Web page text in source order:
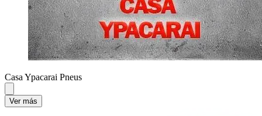
Casa Ypacarai Pneus
Ver más